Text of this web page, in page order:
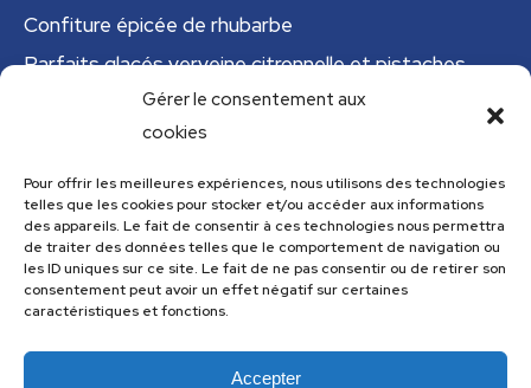
Gérer le consentement aux
cookies
Pour offrir les meilleures expériences, nous utilisons des technologies
telles que les cookies pour stocker et/ou accéder aux informations
des appareils. Le fait de consentir à ces technologies nous permettra
de traiter des données telles que le comportement de navigation ou
les ID uniques sur ce site. Le fait de ne pas consentir ou de retirer son
consentement peut avoir un effet négatif sur certaines
caractéristiques et fonctions.
Accepter
Confiture épicée de rhubarbe
Parfaits glacés verveine citronnelle et pistaches
Tajine tunisien à la courgette (IG bas)
Cannelloni de courgettes
Menu
Menu